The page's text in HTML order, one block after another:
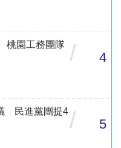
桃園工務團隊 / 4
民進黨團提4/ 5